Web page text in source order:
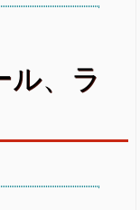
ル、ラ